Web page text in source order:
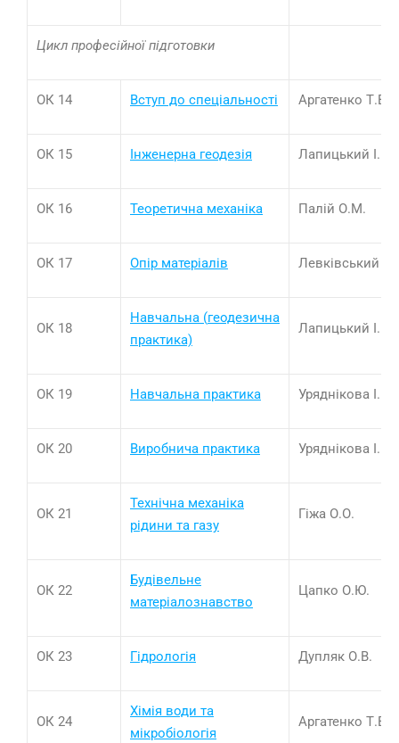
Цикл професійної підготовки
ОК 14 Вступ до спеціальності Аргатенко Т.В.
ОК 15 Інженерна геодезія Лапицький І.В.
ОК 16 Теоретична механіка Палій О.М.
ОК 17 Опір матеріалів Левківський
ОК 18
Навчальна (геодезична
практика)
Лапицький І.В.
ОК 19 Навчальна практика Уряднікова І.В.
ОК 20 Виробнича практика Уряднікова І.В.
ОК 21
Технічна механіка
рідини та газу
Гіжа О.О.
ОК 22
Будівельне
матеріалознавство
Цапко О.Ю.
ОК 23 Гідрологія Дупляк О.В.
ОК 24
Хімія води та
мікробіологія
Аргатенко Т.В.